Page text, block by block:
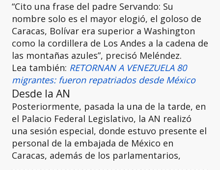
“Cito una frase del padre Servando: Su
nombre solo es el mayor elogió, el goloso de
Caracas, Bolívar era superior a Washington
como la cordillera de Los Andes a la cadena de
las montañas azules”, precisó Meléndez.
Lea también: RETORNAN A VENEZUELA 80
migrantes: fueron repatriados desde México
Desde la AN
Posteriormente, pasada la una de la tarde, en
el Palacio Federal Legislativo, la AN realizó
una sesión especial, donde estuvo presente el
personal de la embajada de México en
Caracas, además de los parlamentarios,